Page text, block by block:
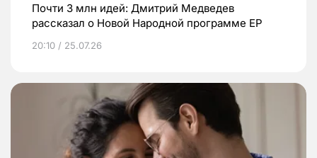
Почти 3 млн идей: Дмитрий Медведев
рассказал о Новой Народной программе ЕР
20:10 / 25.07.26